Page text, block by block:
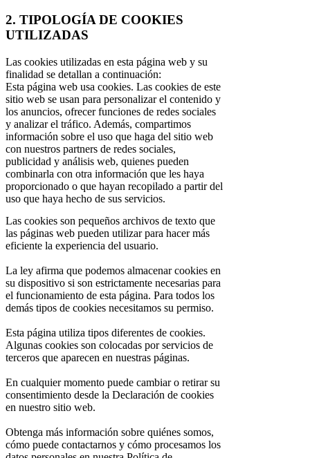
2. TIPOLOGÍA DE COOKIES
UTILIZADAS
Las cookies utilizadas en esta página web y su
finalidad se detallan a continuación:
Esta página web usa cookies. Las cookies de este
sitio web se usan para personalizar el contenido y
los anuncios, ofrecer funciones de redes sociales
y analizar el tráfico. Además, compartimos
información sobre el uso que haga del sitio web
con nuestros partners de redes sociales,
publicidad y análisis web, quienes pueden
combinarla con otra información que les haya
proporcionado o que hayan recopilado a partir del
uso que haya hecho de sus servicios.
Las cookies son pequeños archivos de texto que
las páginas web pueden utilizar para hacer más
eficiente la experiencia del usuario.
La ley afirma que podemos almacenar cookies en
su dispositivo si son estrictamente necesarias para
el funcionamiento de esta página. Para todos los
demás tipos de cookies necesitamos su permiso.
Esta página utiliza tipos diferentes de cookies.
Algunas cookies son colocadas por servicios de
terceros que aparecen en nuestras páginas.
En cualquier momento puede cambiar o retirar su
consentimiento desde la Declaración de cookies
en nuestro sitio web.
Obtenga más información sobre quiénes somos,
cómo puede contactarnos y cómo procesamos los